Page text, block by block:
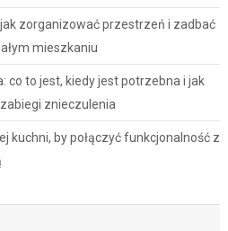
zorganizować przestrzeń i zadbać
mieszkaniu
co to jest, kiedy jest potrzebna i jak
znieczulenia
kuchni, by połączyć funkcjonalność z